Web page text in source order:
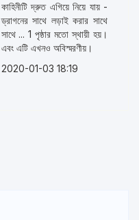
কাহিনীটি দ্রুত এগিয়ে নিয়ে যায় -
ড্রাগনের সাথে লড়াই করার সাথে
সাথে ... 1 পৃষ্ঠার মতো স্থায়ী হয়।
এবং এটি এখনও অবিস্মরণীয়।
2020-01-03 18:19